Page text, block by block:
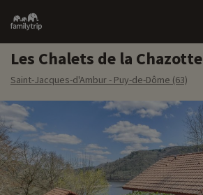
Family
trip
Les Chalets de la Chazotte
Saint-Jacques-d'Ambur - Puy-de-Dôme (63)